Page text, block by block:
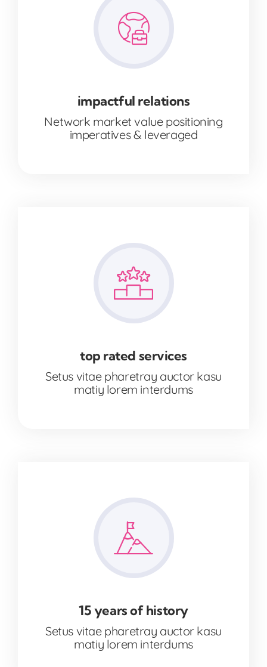
impactful relations
Network market value positioning
imperatives & leveraged
top rated services
Setus vitae pharetray auctor kasu
matiy lorem interdums
15 years of history
Setus vitae pharetray auctor kasu
matiy lorem interdums